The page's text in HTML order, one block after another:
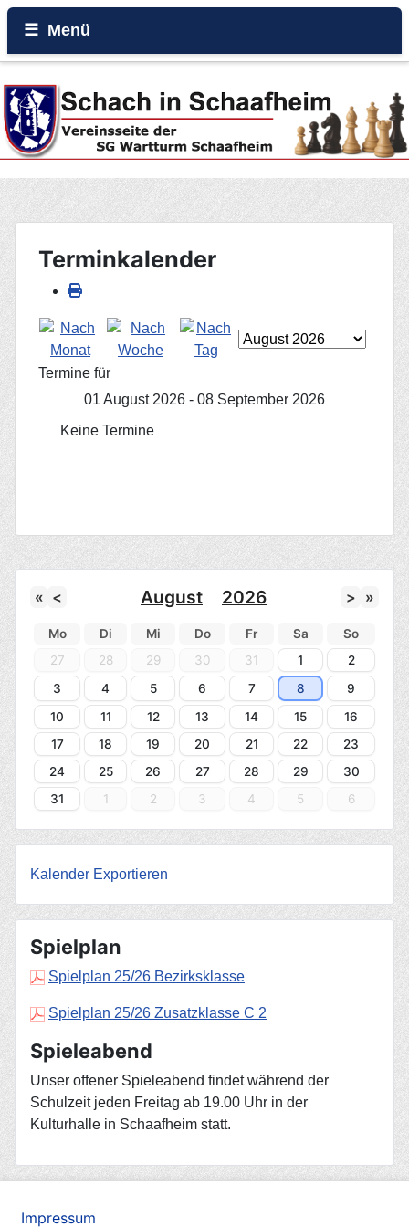
Menü
Beiträge
Galerie
« < August 2026 > »
Mo Di Mi Do Fr Sa
So
27
28 29 30 31 1
2
3
4 5 6 7 8
9
10
11 12 13 14 15
16
17
18 19 20 21 22
23
24
25 26 27 28 29
30
31
1 2 3 4 5 6
Kalender Exportieren
Spielplan
Spielplan 25/26 Bezirksklasse
Spielplan 25/26 Zusatzklasse C 2
Spieleabend
Unser offener Spieleabend findet während der
Schulzeit jeden Freitag ab 19.00 Uhr in der
Kulturhalle in Schaafheim statt.
Terminkalender
Termine für
01 August 2026 - 08 September 2026
Keine Termine
Impressum